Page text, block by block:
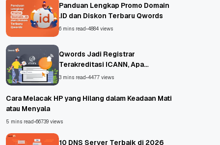
Panduan Lengkap Promo Domain
.ID dan Diskon Terbaru Qwords
6 mins read•4884 views
Qwords Jadi Registrar
Terakreditasi ICANN, Apa
Untungnya?
3 mins read•4477 views
Cara Melacak HP yang Hilang dalam Keadaan Mati
atau Menyala
5 mins read•66739 views
10 DNS Server Terbaik di 2026